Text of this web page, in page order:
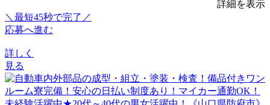
詳細を表示
＼最短45秒で完了／
応募へ進む
詳しく
見る